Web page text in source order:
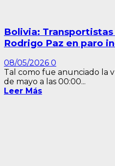
Bolivia:
Rodrigo Paz en paro
08/05/2026 0
Tal como fue anunciado la
de mayo a las 00:00...
Leer Más